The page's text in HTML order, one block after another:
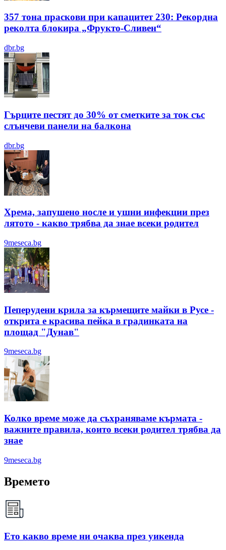
357 тона праскови при капацитет 230: Рекордна
реколта блокира „Фрукто-Сливен“
dbr.bg
Гърците пестят до 30% от сметките за ток със
слънчеви панели на балкона
dbr.bg
Хрема, запушено носле и ушни инфекции през
лятотo - какво трябва да знае всеки родител
9meseca.bg
Пеперудени крила за кърмещите майки в Русе -
открита е красива пейка в градинката на
площад "Дунав"
9meseca.bg
Колко време може да съхраняваме кърмата -
важните правила, които всеки родител трябва да
знае
9meseca.bg
Времето
Ето какво време ни очаква през уикенда